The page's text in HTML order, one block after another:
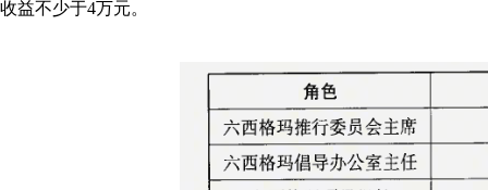
收益不少于4万元。